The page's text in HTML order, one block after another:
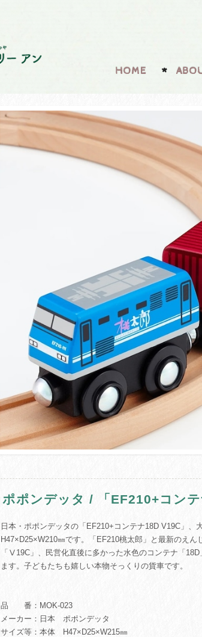
HOME
ポポンデッタ / 「EF210+コンテ
日本・ポポンデッタの「EF210+コンテナ18D V19C」、
H47×D25×W210㎜です。「EF210桃太郎」と最新のえん
「Ⅴ19C」、民営化直後に多かった水色のコンテナ「
ます。子どもたちも嬉しい本物そっくりの貨車です。
品 番：MOK-023
メーカー：日本 ポポンデッタ
サイズ等：本体 H47×D25×W215㎜